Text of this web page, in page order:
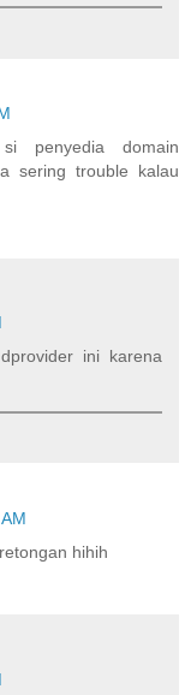
penyedia domain
sering trouble kalau
ini karena
hihih